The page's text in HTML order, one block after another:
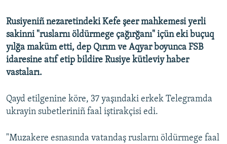
RFE/RS bütün saytları
Rusiyeniñ nezaretindeki Kefe şeer mahkemesi yerli
sakinni "ruslarnı öldürmege çağırğanı" içün eki buçuq
yılğa maküm etti, dep Qırım ve Aqyar boyunca FSB
idaresine atıf etip bildire Rusiye kütleviy haber
vastaları.
Qayd etilgenine köre, 37 yaşındaki erkek Telegramda
ukrayin subetleriniñ faal iştirakçisi edi.
"Muzakere esnasında vatandaş ruslarnı öldürmege faal